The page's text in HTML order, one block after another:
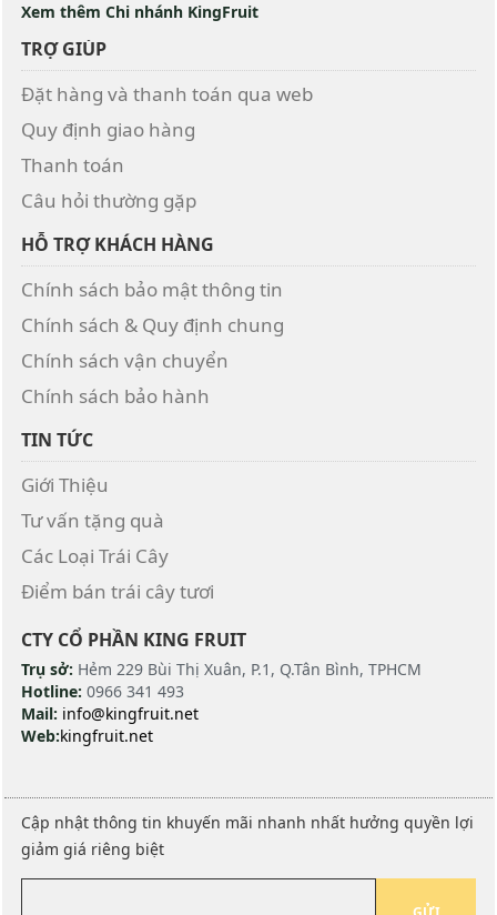
Xem thêm Chi nhánh KingFruit
TRỢ GIÚP
Đặt hàng và thanh toán qua web
Quy định giao hàng
Thanh toán
Câu hỏi thường gặp
HỖ TRỢ KHÁCH HÀNG
Chính sách bảo mật thông tin
Chính sách & Quy định chung
Chính sách vận chuyển
Chính sách bảo hành
TIN TỨC
Giới Thiệu
Tư vấn tặng quà
Các Loại Trái Cây
Điểm bán trái cây tươi
CTY CỔ PHẦN KING FRUIT
Trụ sở: Hẻm 229 Bùi Thị Xuân, P.1, Q.Tân Bình, TPHCM
Hotline: 0966 341 493
Mail: info@kingfruit.net
Web:kingfruit.net
Cập nhật thông tin khuyến mãi nhanh nhất hưởng quyền lợi
giảm giá riêng biệt